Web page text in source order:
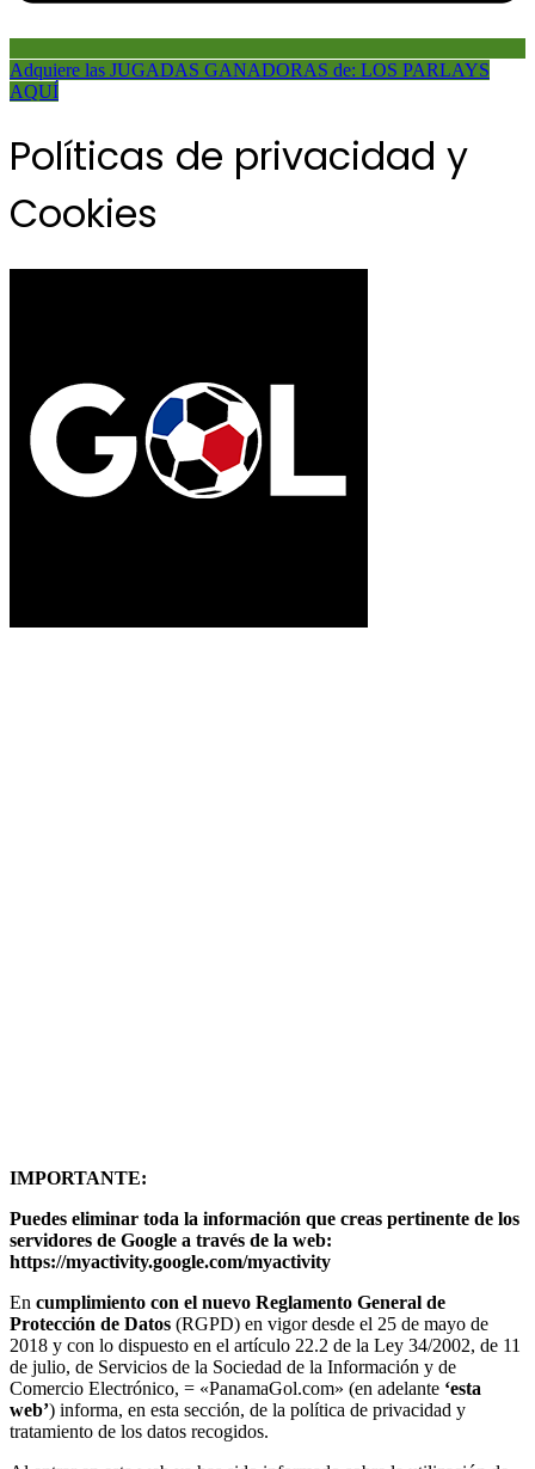
Adquiere las JUGADAS GANADORAS de: LOS PARLAYS
AQUÍ
Políticas de privacidad y
Cookies
IMPORTANTE:
Puedes eliminar toda la información que creas pertinente de los
servidores de Google a través de la web:
https://myactivity.google.com/myactivity
En cumplimiento con el nuevo Reglamento General de
Protección de Datos (RGPD) en vigor desde el 25 de mayo de
2018 y con lo dispuesto en el artículo 22.2 de la Ley 34/2002, de 11
de julio, de Servicios de la Sociedad de la Información y de
Comercio Electrónico, = «PanamaGol.com» (en adelante ‘esta
web’) informa, en esta sección, de la política de privacidad y
tratamiento de los datos recogidos.